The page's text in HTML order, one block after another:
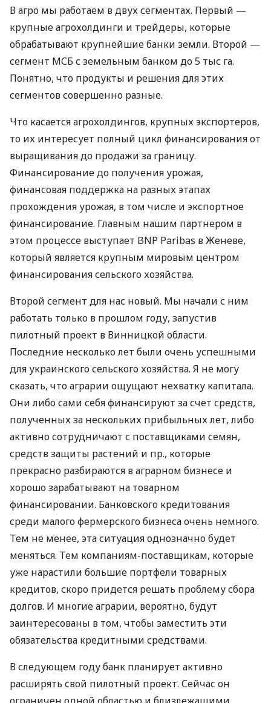
В агро мы работаем в двух сегментах. Первый —
крупные агрохолдинги и трейдеры, которые
обрабатывают крупнейшие банки земли. Второй —
сегмент МСБс земельным банком до 5 тыс га.
Понятно, что продукты и решения для этих
сегментов совершенно разные.
Что касается агрохолдингов, крупных экспортеров,
то их интересует полный цикл финансирования от
выращивания до продажи за границу.
Финансирование до получения урожая,
финансовая поддержка на разных этапах
прохождения урожая, в том числе и экспортное
финансирование. Главным нашим партнером в
этом процессе выступает BNP Paribas в Женеве,
который является крупным мировым центром
финансирования сельского хозяйства.
Второй сегмент для нас новый. Мы начали с ним
работать только в прошлом году, запустив
пилотный проект в Винницкой области.
Последние несколько лет были очень успешными
для украинского сельского хозяйства. Я не могу
сказать, что аграрии ощущают нехватку капитала.
Они либо сами себя финансируют за счет средств,
полученных за нескольких прибыльных лет, либо
активно сотрудничают с поставщиками семян,
средств защиты растений и пр., которые
прекрасно разбираются в аграрном бизнесе и
хорошо зарабатывают на товарном
финансировании. Банковского кредитования
среди малого фермерского бизнеса очень немного.
Тем не менее, эта ситуация однозначно будет
меняться. Тем компаниям-поставщикам, которые
уже нарастили большие портфели товарных
кредитов, скоро придется решать проблему сбора
долгов. И многие аграрии, вероятно, будут
заинтересованы в том, чтобы заместить эти
обязательства кредитными средствами.
В следующем году банк планирует активно
расширять свой пилотный проект. Сейчас он